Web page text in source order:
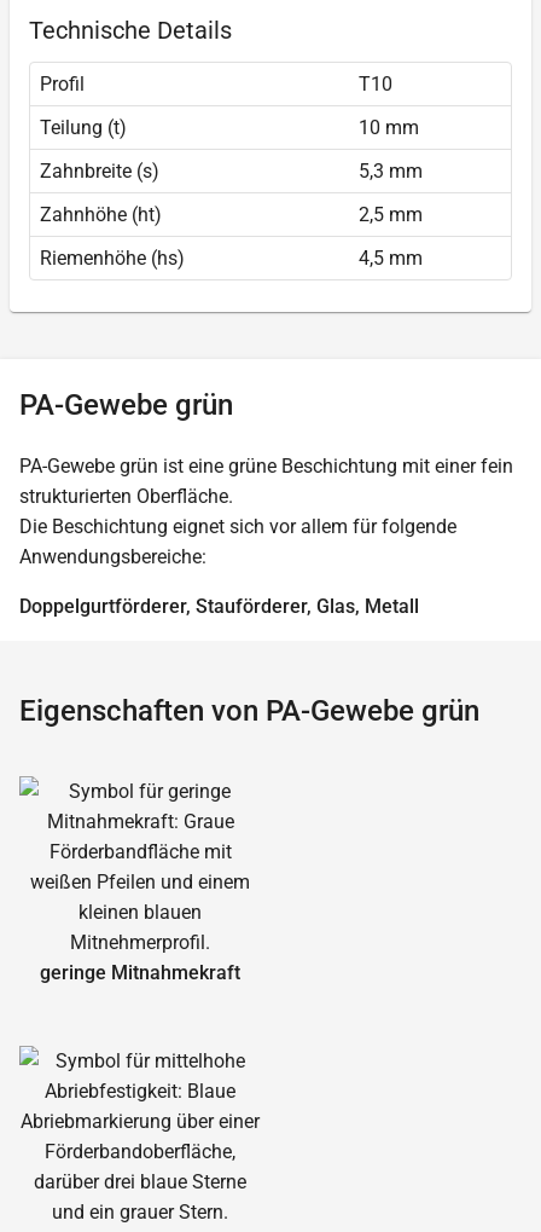
Technische Details
Profil
T10
Teilung (t)
10 mm
Zahnbreite (s)
5,3 mm
Zahnhöhe (ht)
2,5 mm
Riemenhöhe (hs)
4,5 mm
PA-Gewebe grün
PA-Gewebe grün ist eine grüne Beschichtung mit einer fein
strukturierten Oberfläche.
Die Beschichtung eignet sich vor allem für folgende
Anwendungsbereiche:
Doppelgurtförderer, Stauförderer, Glas, Metall
Eigenschaften von PA-Gewebe grün
geringe Mitnahmekraft